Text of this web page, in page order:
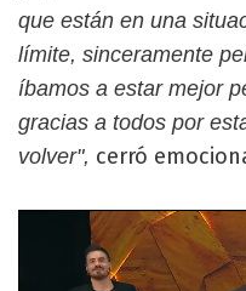
que están en una
límite, sinceramente
íbamos a estar mejor
gracias a todos por
volver", cerró